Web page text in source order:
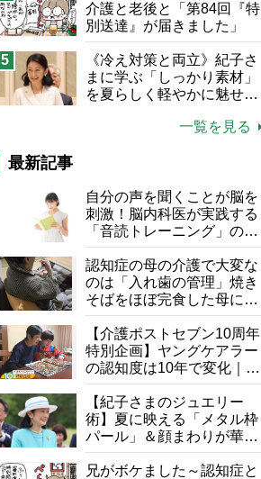
介護と老後と「第84回『特
別送達』が届きました」
5
《冷え対策と両立》紀子さ
まに学ぶ「しっかり素材」
を夏らしく軽やかに魅せる
一覧を見る
最新記事
自分の声を聞くことが脳を
刺激！脳内科医が実践する
「音読トレーニング」の極
意
認知症の母の介護で大変な
のは「入れ歯の管理」焼き
そばをほぼ完食した母に息
子が血の気が引いた理由
【介護ポストセブン10周年
特別企画】ヤングケアラー
の認知度は10年で変化｜流
行語大賞にノミネート、法
律にも明記されたが果たし
て現在は？
【紀子さまのジュエリー
術】夏に映える「メタル枠
パール」＆顔まわりが華や
ぐ「揺れる一粒」の使い分
け方
兄がボケました～認知症と